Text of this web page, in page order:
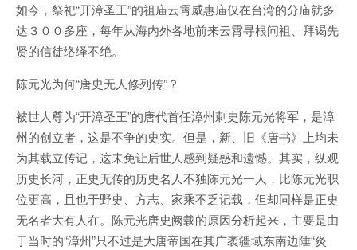
如今，祭祀“开漳圣王”的祖庙云霄威惠庙仅在台湾的分庙就多
达３００多座，每年从海内外各地前来云霄寻根问祖、拜谒先
贤的信徒络绎不绝。
陈元光为何“唐史无人修列传”？
被世人尊为“开漳圣王”的唐代首任漳州刺史陈元光将军，是漳
州的创立者，这是不争的史实。但是，新、旧《唐书》上均未
为其载立传记，这未免让后世人感到疑惑和遗憾。其实，纵观
历史长河，正史无传的历史名人不独陈元光一人，比陈元光职
位更高，且也于野史、方志、家乘不乏记载，但却同样是正史
无名者大有人在。陈元光唐史阙载的原因分析起来，主要是由
于当时的“漳州”只不过是大唐帝国在其广袤疆域东南边陲“炎